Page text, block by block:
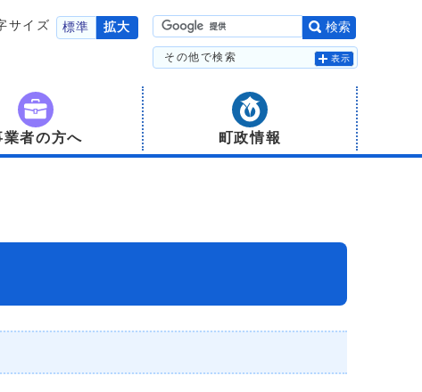
サイズ 標準 拡大 検索
その他で検索 表示
業者の方へ 町政情報